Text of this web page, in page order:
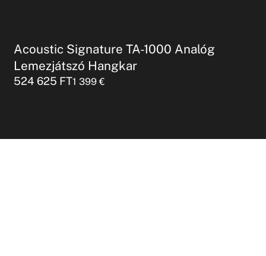
Acoustic Signature TA-1000 Analóg
Lemezjátszó Hangkar
524 625 FT1 399€